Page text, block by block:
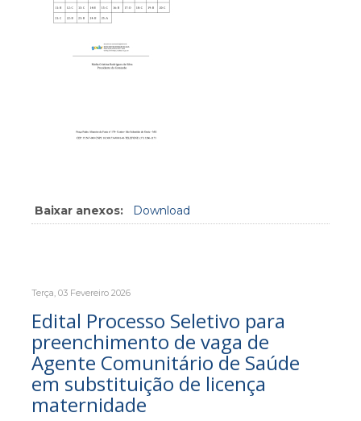
Baixar anexos: Download
Terça, 03 Fevereiro 2026
Edital Processo Seletivo para
preenchimento de vaga de
Agente Comunitário de Saúde
em substituição de licença
maternidade